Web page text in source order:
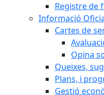
Registre de
Informació
Cartes de
Opina
Queixes,
Plans, i
Gestió